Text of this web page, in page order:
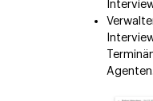
Agenten.